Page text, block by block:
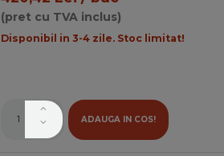
(pret cu TVA inclus)
Disponibil in 3-4 zile. Stoc limitat!
ADAUGA IN COS!